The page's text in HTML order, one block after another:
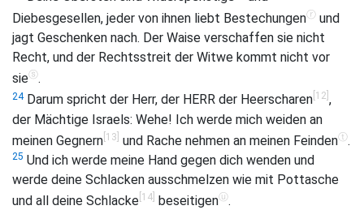
Diebesgesellen, jeder von ihnen liebt Bestechungenⓡ und
jagt Geschenken nach. Der Waise verschaffen sie nicht
Recht, und der Rechtsstreit der Witwe kommt nicht vor
sieⓢ.
24Darum spricht der Herr, der HERR der Heerscharen [12] ,
der Mächtige Israels: Wehe! Ich werde mich weiden an
meinen Gegnern [13] und Rache nehmen an meinen Feindenⓣ.
25 Und ich werde meine Hand gegen dich wenden und
werde deine Schlacken ausschmelzen wie mit Pottasche
und all deine Schlacke [14] beseitigenⓤ.